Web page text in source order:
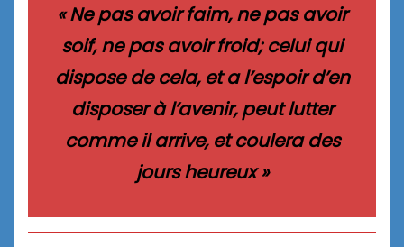
« Ne pas avoir faim, ne pas avoir
soif, ne pas avoir froid; celui qui
dispose de cela, et a l’espoir d’en
disposer à l’avenir, peut lutter
comme il arrive, et coulera des
jours heureux »